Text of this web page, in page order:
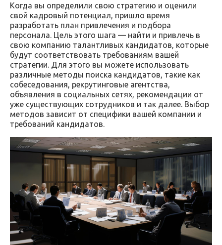
Когда вы определили свою стратегию и оценили
свой кадровый потенциал, пришло время
разработать план привлечения и подбора
персонала. Цель этого шага — найти и привлечь в
свою компанию талантливых кандидатов, которые
будут соответствовать требованиям вашей
стратегии. Для этого вы можете использовать
различные методы поиска кандидатов, такие как
собеседования, рекрутинговые агентства,
объявления в социальных сетях, рекомендации от
уже существующих сотрудников и так далее. Выбор
методов зависит от специфики вашей компании и
требований кандидатов.